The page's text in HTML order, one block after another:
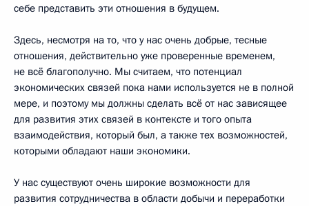
себе представить эти отношения в будущем.
Здесь, несмотря на то, что у нас очень добрые, тесные
отношения, действительно уже проверенные временем,
не всё благополучно. Мы считаем, что потенциал
экономических связей пока нами используется не в полной
мере, и поэтому мы должны сделать всё от нас зависящее
для развития этих связей в контексте и того опыта
взаимодействия, который был, а также тех возможностей,
которыми обладают наши экономики.
У нас существуют очень широкие возможности для
развития сотрудничества в области добычи и переработки